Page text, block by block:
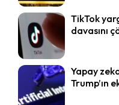
TikTok
davasını
Yapay
Trump’ın